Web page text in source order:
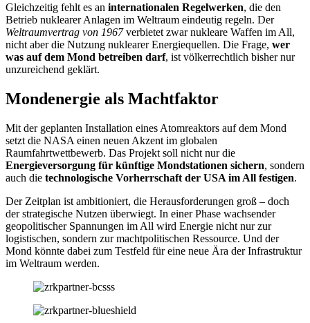
Gleichzeitig fehlt es an internationalen Regelwerken, die den
Betrieb nuklearer Anlagen im Weltraum eindeutig regeln. Der
Weltraumvertrag von 1967verbietet zwar nukleare Waffen im All,
nicht aber die Nutzung nuklearer Energiequellen. Die Frage, wer
was auf dem Mond betreiben darf, ist völkerrechtlich bisher nur
unzureichend geklärt.
Mondenergie als Machtfaktor
Mit der geplanten Installation eines Atomreaktors auf dem Mond
setzt die NASA einen neuen Akzent im globalen
Raumfahrtwettbewerb. Das Projekt soll nicht nur die
Energieversorgung für künftige Mondstationen sichern, sondern
auch die technologische Vorherrschaft der USA im All festigen.
Der Zeitplan ist ambitioniert, die Herausforderungen groß – doch
der strategische Nutzen überwiegt. In einer Phase wachsender
geopolitischer Spannungen im All wird Energie nicht nur zur
logistischen, sondern zur machtpolitischen Ressource. Und der
Mond könnte dabei zum Testfeld für eine neue Ära der Infrastruktur
im Weltraum werden.